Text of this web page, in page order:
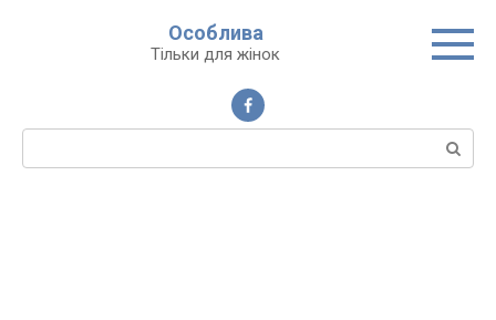
Особлива
Тільки для жінок
Пошук: